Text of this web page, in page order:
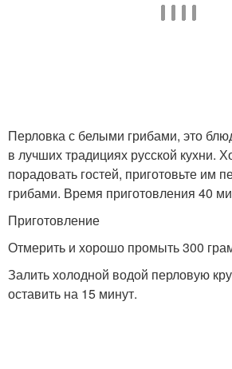
Перловка с белыми грибами, это
в лучших традициях русской кухни.
порадовать гостей, приготовьте им
грибами. Время приготовления 40
Приготовление
Отмерить и хорошо промыть 300
Залить холодной водой перловую
оставить на 15 минут.